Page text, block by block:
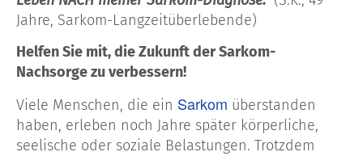
Jahre, Sarkom-Langzeitüberlebende)
Helfen Sie mit, die Zukunft der Sarkom-
Nachsorge zu verbessern!
Viele Menschen, die ein Sarkom überstanden
haben, erleben noch Jahre später körperliche,
seelische oder soziale Belastungen. Trotzdem